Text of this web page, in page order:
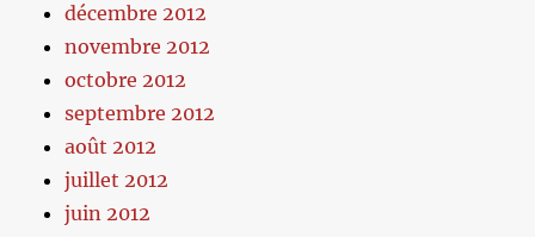
décembre 2012
novembre 2012
octobre 2012
septembre 2012
août 2012
juillet 2012
juin 2012